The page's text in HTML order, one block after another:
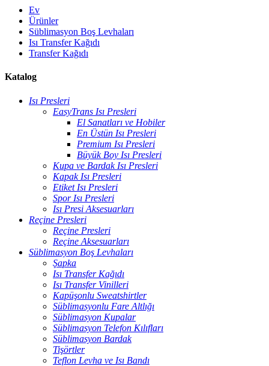
Ev
Ürünler
Süblimasyon Boş Levhaları
Isı Transfer Kağıdı
Transfer Kağıdı
Katalog
Isı Presleri
EasyTrans Isı Presleri
El Sanatları ve Hobiler
En Üstün Isı Presleri
Premium Isı Presleri
Büyük Boy Isı Presleri
Kupa ve Bardak Isı Presleri
Kapak Isı Presleri
Etiket Isı Presleri
Spor Isı Presleri
Isı Presi Aksesuarları
Reçine Presleri
Reçine Presleri
Reçine Aksesuarları
Süblimasyon Boş Levhaları
Şapka
Isı Transfer Kağıdı
Isı Transfer Vinilleri
Kapüşonlu Sweatshirtler
Süblimasyonlu Fare Altlığı
Süblimasyon Kupalar
Süblimasyon Telefon Kılıfları
Süblimasyon Bardak
Tişörtler
Teflon Levha ve Isı Bandı